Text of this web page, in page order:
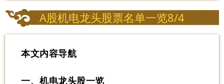
A股机电龙头股票名单一览8/4
本文内容导航
一、机电龙头股一览